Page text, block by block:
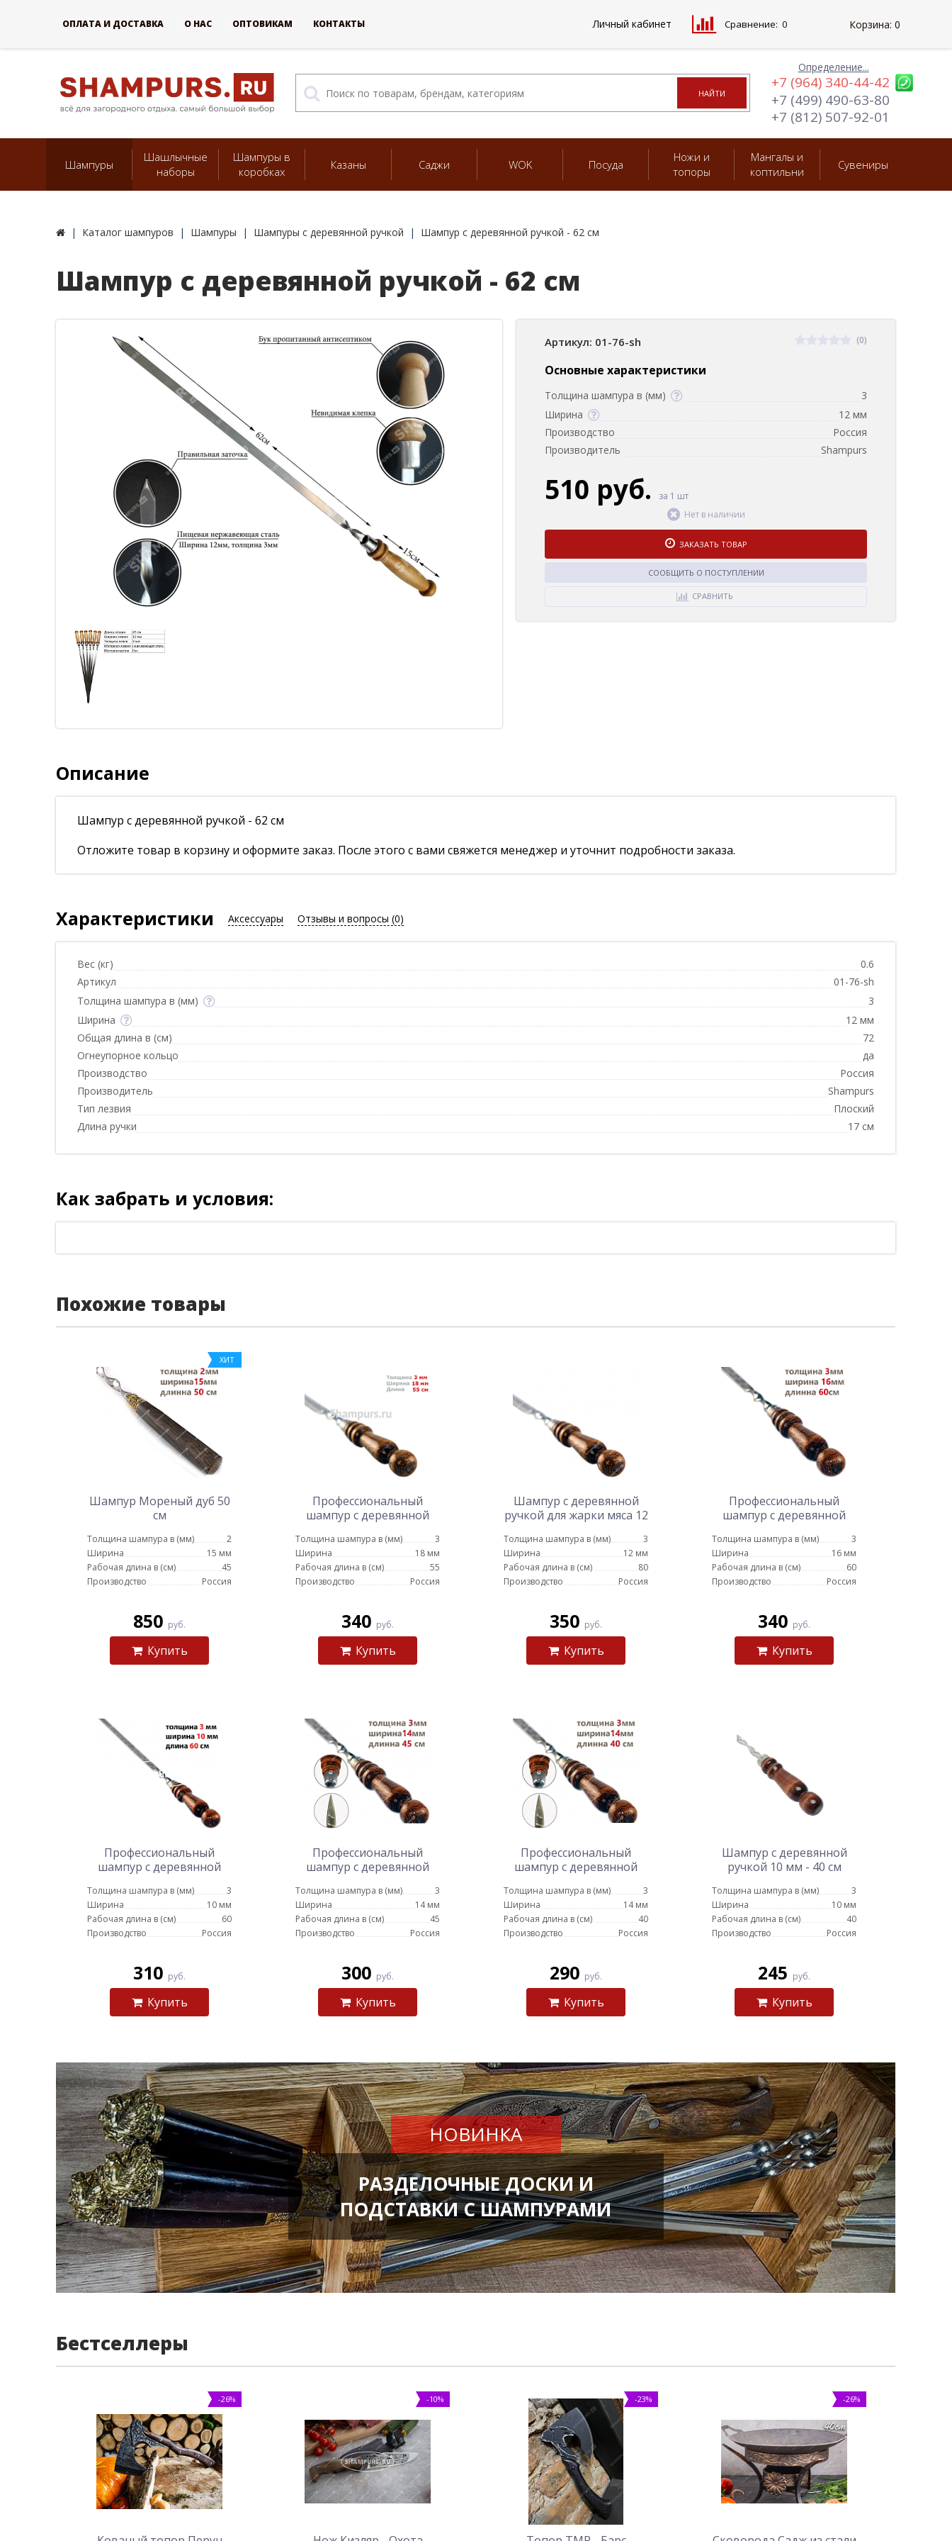
Определение...
+7 (964) 340-44-42
+7 (499) 490-63-80
+7 (812) 507-92-01
Шампуры
Шашлычные
наборы
Шампуры в
коробках
Казаны Саджи WOK Посуда
Ножи и
топоры
Мангалы и
коптильни
Сувениры
Каталог шампуров Шампуры Шампуры с деревянной ручкой Шампур с деревянной ручкой - 62 см
Шампур с деревянной ручкой - 62 см
Артикул: 01-76-sh (0)
Основные характеристики
Толщина шампура в (мм)
3
Ширина
12 мм
Производство
Россия
Производитель
Shampurs
510 руб.
за 1 шт
Нет в наличии
ЗАКАЗАТЬ ТОВАР
СООБЩИТЬ О ПОСТУПЛЕНИИ
СРАВНИТЬ
Описание
Шампур с деревянной ручкой - 62 см
Отложите товар в корзину и оформите заказ. После этого с вами свяжется менеджер и уточнит подробности заказа.
Характеристики Аксессуары Отзывы и вопросы (0)
Вес (кг)
0.6
Артикул
01-76-sh
Толщина шампура в (мм)
3
Ширина
12 мм
Общая длина в (см)
72
Огнеупорное кольцо
да
Производство
Россия
Производитель
Shampurs
Тип лезвия
Плоский
Длина ручки
17 см
Как забрать и условия:
Похожие товары
ХИТ
Шампур Мореный дуб 50
см
Толщина шампура в (мм)
2
Ширина
15 мм
Рабочая длина в (см)
45
Производство
Россия
850 руб.
Купить
Профессиональный
шампур с деревянной
мм - 55 см
Толщина шампура в (мм)
3
Ширина
18 мм
Рабочая длина в (см)
55
Производство
Россия
340 руб.
Купить
Шампур с деревянной
ручкой для жарки мяса 12
Толщина шампура в (мм)
3
Ширина
12 мм
Рабочая длина в (см)
80
Производство
Россия
350 руб.
Купить
Профессиональный
шампур с деревянной
мм - 60 см
Толщина шампура в (мм)
3
Ширина
16 мм
Рабочая длина в (см)
60
Производство
Россия
340 руб.
Купить
Профессиональный
шампур с деревянной
60 см
Толщина шампура в (мм)
3
Ширина
10 мм
Рабочая длина в (см)
60
Производство
Россия
310 руб.
Купить
Профессиональный
шампур с деревянной
мм - 45 см
Толщина шампура в (мм)
3
Ширина
14 мм
Рабочая длина в (см)
45
Производство
Россия
300 руб.
Купить
Профессиональный
шампур с деревянной
мм - 40 см
Толщина шампура в (мм)
3
Ширина
14 мм
Рабочая длина в (см)
40
Производство
Россия
290 руб.
Купить
Шампур с деревянной
ручкой 10 мм - 40 см
Толщина шампура в (мм)
3
Ширина
10 мм
Рабочая длина в (см)
40
Производство
Россия
245 руб.
Купить
НОВИНКА
РАЗДЕЛОЧНЫЕ ДОСКИ И
ПОДСТАВКИ С ШАМПУРАМИ
Бестселлеры
-26% -10% -23% -26%
ОПЛАТА И ДОСТАВКА О НАС ОПТОВИКАМ КОНТАКТЫ Личный кабинет Сравнение: 0 Корзина: 0